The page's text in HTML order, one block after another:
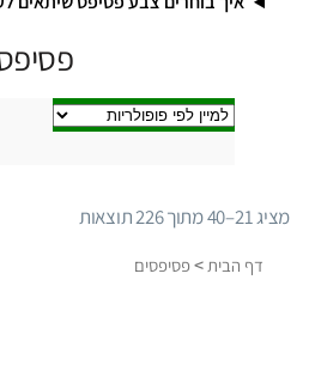
מציג 21–40 מתוך 226 תוצאות
דף הבית>פסיפסים